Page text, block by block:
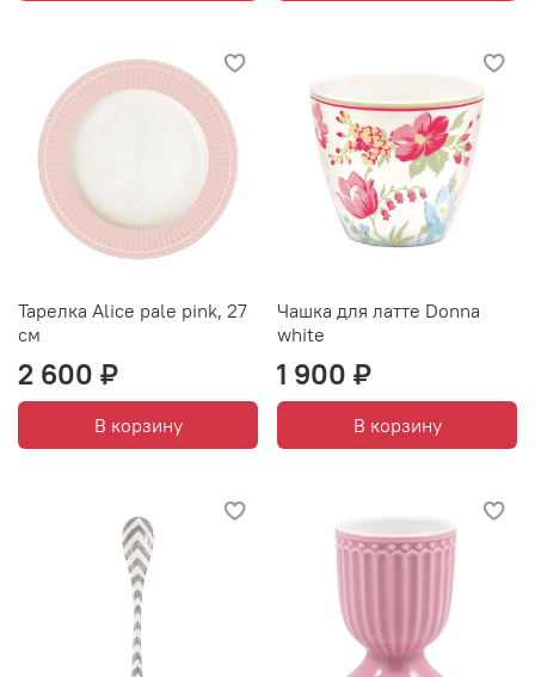
Тарелка Alice pale pink, 27
см
2 600 ₽
В корзину
Чашка для латте Donna
white
1 900 ₽
В корзину